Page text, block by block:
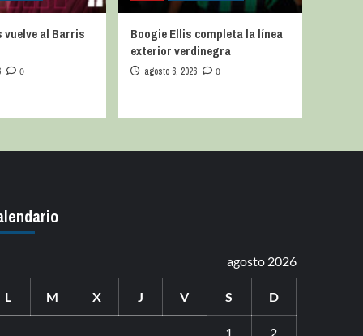
vuelve al Barris
0
Boogie Ellis completa la línea
exterior verdinegra
agosto 6, 2026 0
agosto 2026
L M X J V S D
1 2